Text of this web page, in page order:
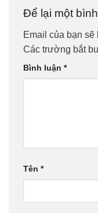
Để lại một
Email của bạn
Các trường bắt
Bình luận *
Tên *